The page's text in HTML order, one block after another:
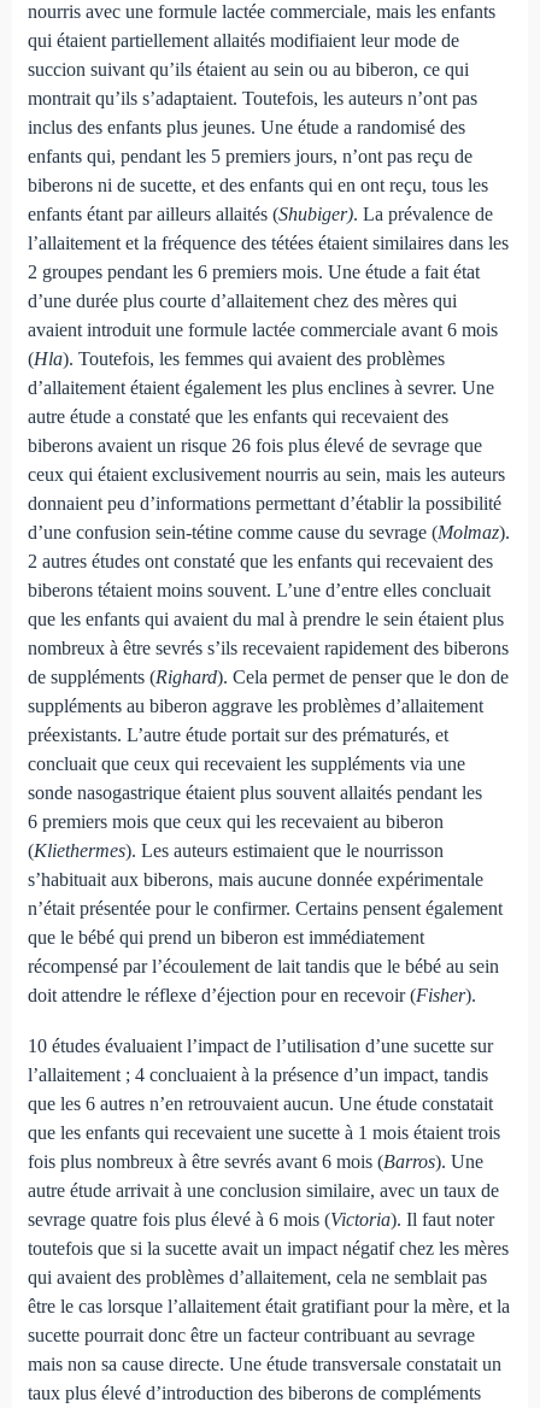
nourris avec une formule lactée commerciale, mais les enfants
qui étaient partiellement allaités modifiaient leur mode de
succion suivant qu’ils étaient au sein ou au biberon, ce qui
montrait qu’ils s’adaptaient. Toutefois, les auteurs n’ont pas
inclus des enfants plus jeunes. Une étude a randomisé des
enfants qui, pendant les 5 premiers jours, n’ont pas reçu de
biberons ni de sucette, et des enfants qui en ont reçu, tous les
enfants étant par ailleurs allaités (Shubiger). La prévalence de
l’allaitement et la fréquence des tétées étaient similaires dans les
2 groupes pendant les 6 premiers mois. Une étude a fait état
d’une durée plus courte d’allaitement chez des mères qui
avaient introduit une formule lactée commerciale avant 6 mois
(Hla). Toutefois, les femmes qui avaient des problèmes
d’allaitement étaient également les plus enclines à sevrer. Une
autre étude a constaté que les enfants qui recevaient des
biberons avaient un risque 26 fois plus élevé de sevrage que
ceux qui étaient exclusivement nourris au sein, mais les auteurs
donnaient peu d’informations permettant d’établir la possibilité
d’une confusion sein-tétine comme cause du sevrage (Molmaz).
2 autres études ont constaté que les enfants qui recevaient des
biberons tétaient moins souvent. L’une d’entre elles concluait
que les enfants qui avaient du mal à prendre le sein étaient plus
nombreux à être sevrés s’ils recevaient rapidement des biberons
de suppléments (Righard). Cela permet de penser que le don de
suppléments au biberon aggrave les problèmes d’allaitement
préexistants. L’autre étude portait sur des prématurés, et
concluait que ceux qui recevaient les suppléments via une
sonde nasogastrique étaient plus souvent allaités pendant les
6 premiers mois que ceux qui les recevaient au biberon
(Kliethermes). Les auteurs estimaient que le nourrisson
s’habituait aux biberons, mais aucune donnée expérimentale
n’était présentée pour le confirmer. Certains pensent également
que le bébé qui prend un biberon est immédiatement
récompensé par l’écoulement de lait tandis que le bébé au sein
doit attendre le réflexe d’éjection pour en recevoir (Fisher).
10 études évaluaient l’impact de l’utilisation d’une sucette sur
l’allaitement ; 4 concluaient à la présence d’un impact, tandis
que les 6 autres n’en retrouvaient aucun. Une étude constatait
que les enfants qui recevaient une sucette à 1 mois étaient trois
fois plus nombreux à être sevrés avant 6 mois (Barros). Une
autre étude arrivait à une conclusion similaire, avec un taux de
sevrage quatre fois plus élevé à 6 mois (Victoria). Il faut noter
toutefois que si la sucette avait un impact négatif chez les mères
qui avaient des problèmes d’allaitement, cela ne semblait pas
être le cas lorsque l’allaitement était gratifiant pour la mère, et la
sucette pourrait donc être un facteur contribuant au sevrage
mais non sa cause directe. Une étude transversale constatait un
taux plus élevé d’introduction des biberons de compléments